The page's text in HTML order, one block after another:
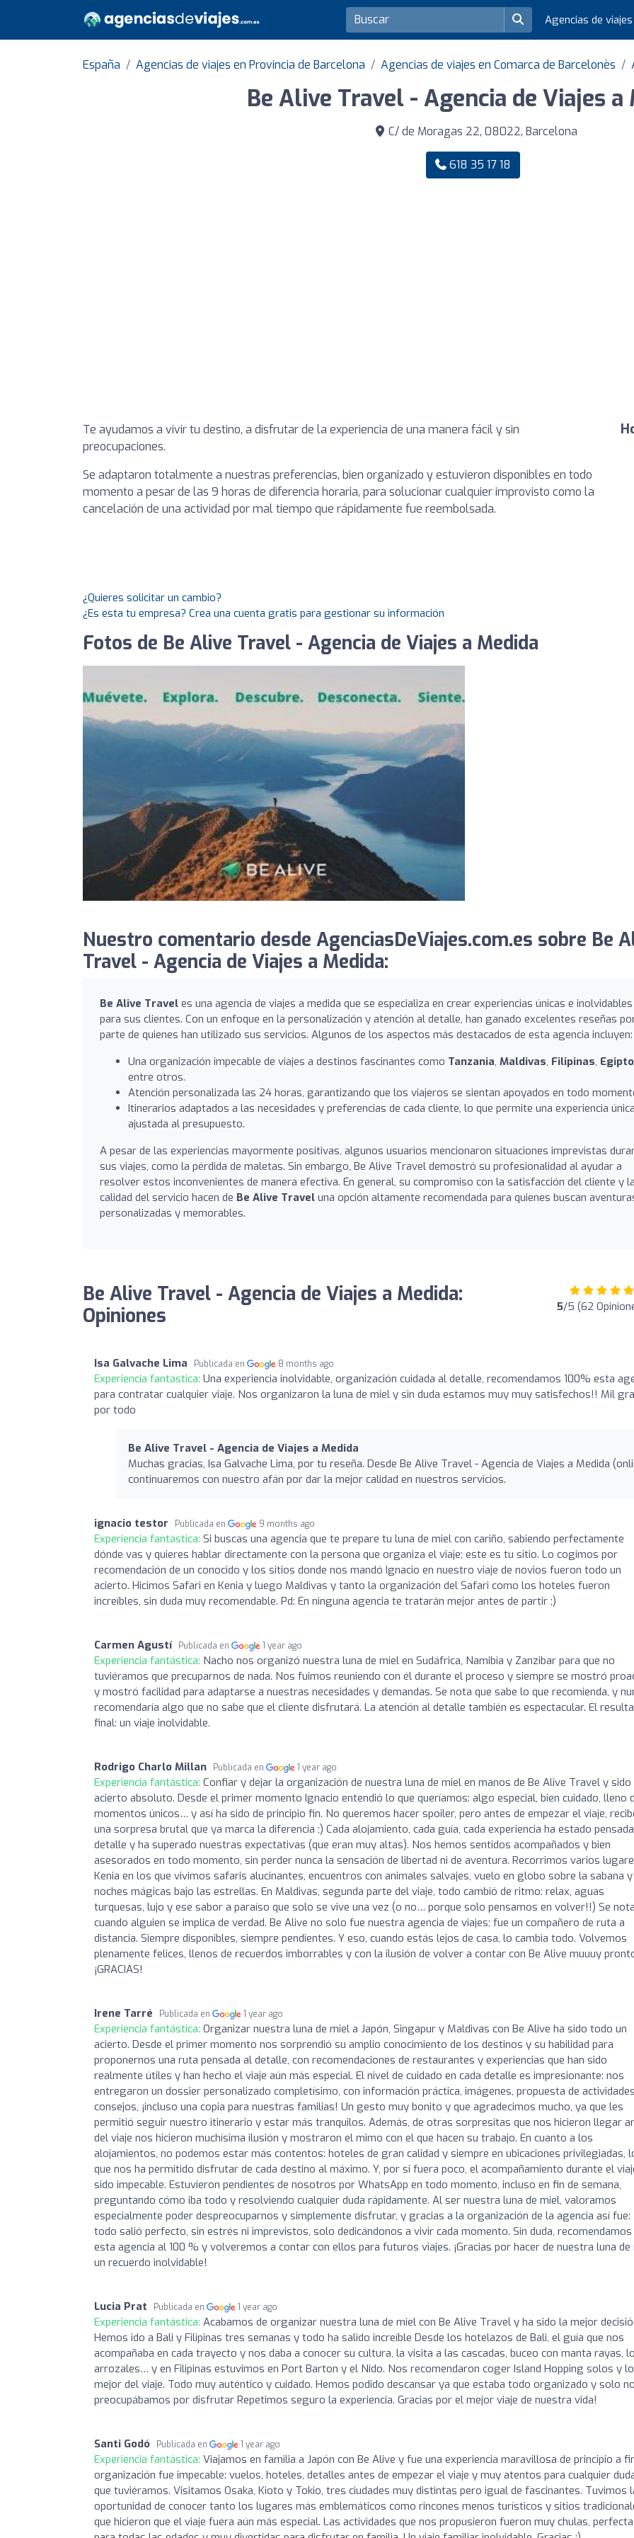
Agencias de
España Agencias de viajes en Provincia de Barcelona Agencias de viajes en Comarca de Barcelonès
Be Alive Travel - Agencia de Viajes a
C/ de Moragas 22, 08022, Barcelona
618 35 17 18
Te ayudamos a vivir tu destino, a disfrutar de la experiencia de una manera fácil y sin
preocupaciones.
Se adaptaron totalmente a nuestras preferencias, bien organizado y estuvieron disponibles en todo
momento a pesar de las 9 horas de diferencia horaria, para solucionar cualquier improvisto como la
cancelación de una actividad por mal tiempo que rápidamente fue reembolsada.
¿Quieres solicitar un cambio?
¿Es esta tu empresa? Crea una cuenta gratis para gestionar su información
Fotos de Be Alive Travel - Agencia de Viajes a Medida
Nuestro comentario desde AgenciasDeViajes.com.es sobre Be
Travel - Agencia de Viajes a Medida:
Be Alive Travel es una agencia de viajes a medida que se especializa en crear experiencias únicas e inolvidables
para sus clientes. Con un enfoque en la personalización y atención al detalle, han ganado excelentes reseñas
parte de quienes han utilizado sus servicios. Algunos de los aspectos más destacados de esta agencia incluyen:
Una organización impecable de viajes a destinos fascinantes como Tanzania, Maldivas, Filipinas, Egipto
entre otros.
Atención personalizada las 24 horas, garantizando que los viajeros se sientan apoyados en todo
Itinerarios adaptados a las necesidades y preferencias de cada cliente, lo que permite una experiencia
ajustada al presupuesto.
A pesar de las experiencias mayormente positivas, algunos usuarios mencionaron situaciones imprevistas
sus viajes, como la pérdida de maletas. Sin embargo, Be Alive Travel demostró su profesionalidad al ayudar a
resolver estos inconvenientes de manera efectiva. En general, su compromiso con la satisfacción del cliente y
calidad del servicio hacen de Be Alive Travel una opción altamente recomendada para quienes buscan
personalizadas y memorables.
Be Alive Travel - Agencia de Viajes a Medida:
Opiniones
5/5 (62
Isa Galvache Lima Publicada en 8 months ago
Experiencia fantástica: Una experiencia inolvidable, organización cuidada al detalle, recomendamos 100% esta
para contratar cualquier viaje. Nos organizaron la luna de miel y sin duda estamos muy muy satisfechos!! Mil
por todo
Be Alive Travel - Agencia de Viajes a Medida
Muchas gracias, Isa Galvache Lima, por tu reseña. Desde Be Alive Travel - Agencia de Viajes a Medida
continuaremos con nuestro afán por dar la mejor calidad en nuestros servicios.
ignacio testor Publicada en 9 months ago
Experiencia fantástica: Si buscas una agencia que te prepare tu luna de miel con cariño, sabiendo perfectamente
dónde vas y quieres hablar directamente con la persona que organiza el viaje; este es tu sitio. Lo cogimos por
recomendación de un conocido y los sitios donde nos mandó Ignacio en nuestro viaje de novios fueron todo un
acierto. Hicimos Safari en Kenia y luego Maldivas y tanto la organización del Safari como los hoteles fueron
increíbles, sin duda muy recomendable. Pd: En ninguna agencia te tratarán mejor antes de partir ;)
Carmen Agustí Publicada en 1 year ago
Experiencia fantástica: Nacho nos organizó nuestra luna de miel en Sudáfrica, Namibia y Zanzibar para que no
tuviéramos que precuparnos de nada. Nos fuimos reuniendo con él durante el proceso y siempre se mostró
y mostró facilidad para adaptarse a nuestras necesidades y demandas. Se nota que sabe lo que recomienda, y
recomendaría algo que no sabe que el cliente disfrutará. La atención al detalle también es espectacular. El
final: un viaje inolvidable.
Rodrigo Charlo Millan Publicada en 1 year ago
Experiencia fantástica: Confiar y dejar la organización de nuestra luna de miel en manos de Be Alive Travel y sido
acierto absoluto. Desde el primer momento Ignacio entendió lo que queríamos: algo especial, bien cuidado, lleno
momentos únicos… y así ha sido de principio fin. No queremos hacer spoiler, pero antes de empezar el viaje,
una sorpresa brutal que ya marca la diferencia ;) Cada alojamiento, cada guía, cada experiencia ha estado
detalle y ha superado nuestras expectativas (que eran muy altas). Nos hemos sentidos acompañados y bien
asesorados en todo momento, sin perder nunca la sensación de libertad ni de aventura. Recorrimos varios
Kenia en los que vivimos safaris alucinantes, encuentros con animales salvajes, vuelo en globo sobre la sabana y
noches mágicas bajo las estrellas. En Maldivas, segunda parte del viaje, todo cambió de ritmo: relax, aguas
turquesas, lujo y ese sabor a paraíso que solo se vive una vez (o no… porque solo pensamos en volver!!) Se
cuando alguien se implica de verdad. Be Alive no solo fue nuestra agencia de viajes; fue un compañero de ruta a
distancia. Siempre disponibles, siempre pendientes. Y eso, cuando estás lejos de casa, lo cambia todo. Volvemos
plenamente felices, llenos de recuerdos imborrables y con la ilusión de volver a contar con Be Alive muuuy
¡GRACIAS!
Irene Tarré Publicada en 1 year ago
Experiencia fantástica: Organizar nuestra luna de miel a Japón, Singapur y Maldivas con Be Alive ha sido todo un
acierto. Desde el primer momento nos sorprendió su amplio conocimiento de los destinos y su habilidad para
proponernos una ruta pensada al detalle, con recomendaciones de restaurantes y experiencias que han sido
realmente útiles y han hecho el viaje aún más especial. El nivel de cuidado en cada detalle es impresionante: nos
entregaron un dossier personalizado completísimo, con información práctica, imágenes, propuesta de
consejos, ¡incluso una copia para nuestras familias! Un gesto muy bonito y que agradecimos mucho, ya que les
permitió seguir nuestro itinerario y estar más tranquilos. Además, de otras sorpresitas que nos hicieron llegar
del viaje nos hicieron muchísima ilusión y mostraron el mimo con el que hacen su trabajo. En cuanto a los
alojamientos, no podemos estar más contentos: hoteles de gran calidad y siempre en ubicaciones privilegiadas,
que nos ha permitido disfrutar de cada destino al máximo. Y, por si fuera poco, el acompañamiento durante el
sido impecable. Estuvieron pendientes de nosotros por WhatsApp en todo momento, incluso en fin de semana,
preguntando cómo iba todo y resolviendo cualquier duda rápidamente. Al ser nuestra luna de miel, valoramos
especialmente poder despreocuparnos y simplemente disfrutar, y gracias a la organización de la agencia así fue:
todo salió perfecto, sin estrés ni imprevistos, solo dedicándonos a vivir cada momento. Sin duda, recomendamos
esta agencia al 100 % y volveremos a contar con ellos para futuros viajes. ¡Gracias por hacer de nuestra luna de
un recuerdo inolvidable!
Lucia Prat Publicada en 1 year ago
Experiencia fantástica: Acabamos de organizar nuestra luna de miel con Be Alive Travel y ha sido la mejor
Hemos ido a Bali y Filipinas tres semanas y todo ha salido increíble Desde los hotelazos de Bali, el guía que nos
acompañaba en cada trayecto y nos daba a conocer su cultura, la visita a las cascadas, buceo con manta rayas,
arrozales… y en Filipinas estuvimos en Port Barton y el Nido. Nos recomendaron coger Island Hopping solos y lo
mejor del viaje. Todo muy auténtico y cuidado. Hemos podido descansar ya que estaba todo organizado y solo
preocupábamos por disfrutar Repetimos seguro la experiencia. Gracias por el mejor viaje de nuestra vida!
Santi Godó Publicada en 1 year ago
Experiencia fantástica: Viajamos en familia a Japón con Be Alive y fue una experiencia maravillosa de principio a
organización fue impecable: vuelos, hoteles, detalles antes de empezar el viaje y muy atentos para cualquier
que tuviéramos. Visitamos Osaka, Kioto y Tokio, tres ciudades muy distintas pero igual de fascinantes. Tuvimos
oportunidad de conocer tanto los lugares más emblemáticos como rincones menos turísticos y sitios
que hicieron que el viaje fuera aún más especial. Las actividades que nos propusieron fueron muy chulas,